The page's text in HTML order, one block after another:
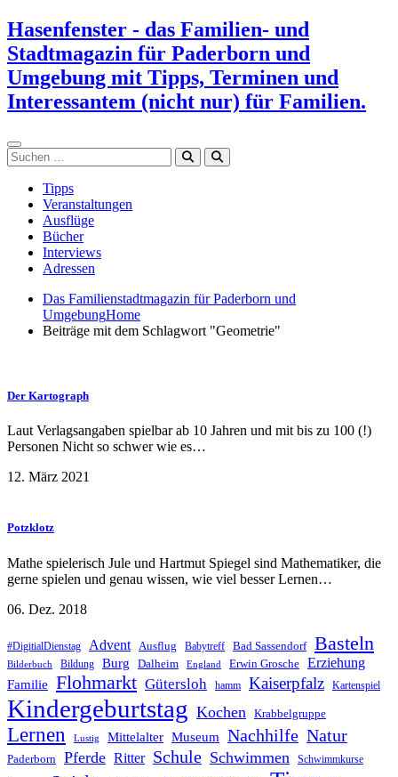
Zum
Inhalt
springen
Hasenfenster - das Familien- und
Stadtmagazin für Paderborn und
Umgebung mit Tipps, Terminen und
Interessantem (nicht nur) für Familien.
Suchen
Tipps
Veranstaltungen
Ausflüge
Bücher
Interviews
Adressen
Das Familienstadtmagazin für Paderborn und
UmgebungHome
Beiträge mit dem Schlagwort "Geometrie"
Der Kartograph
Laut Verlagsangaben spielbar ab 10 Jahren und mit bis zu 100 (!)
Personen Nicht so schwer wie es…
12. März 2021
Potzklotz
Mathe spielerisch Jule und Hartmut Spiegel sind Mathematiker, die
gerne spielen und genau wissen, wie viel besser Lernen…
06. Dez. 2018
#DigitialDienstag Advent Ausflug Babytreff Bad Sassendorf Basteln
Bilderbuch Bildung Burg Dalheim England Erwin Grosche Erziehung
Familie Flohmarkt Gütersloh hamm Kaiserpfalz Kartenspiel
Kindergeburtstag Kochen Krabbelgruppe
Lernen Lustig Mittelalter Museum Nachhilfe Natur
Paderborn Pferde Ritter Schule Schwimmen Schwimmkurse